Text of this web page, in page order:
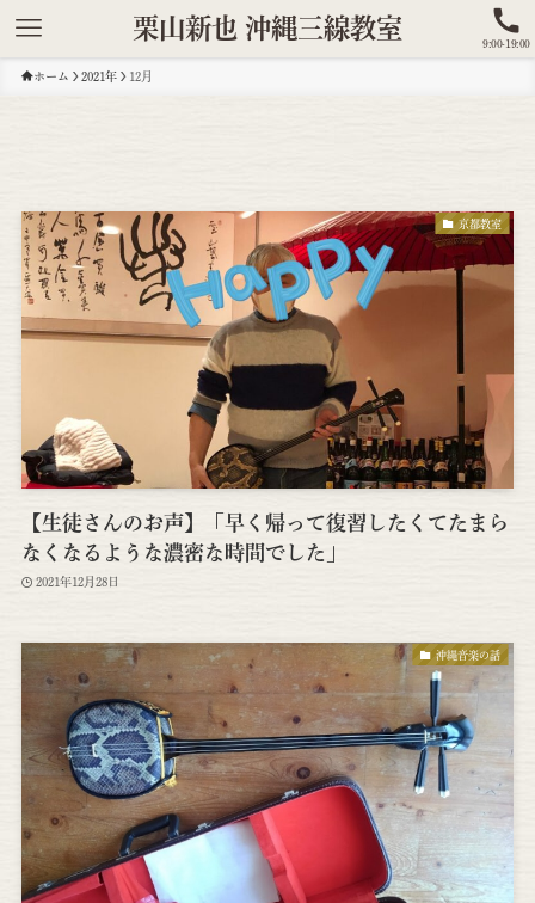
栗山新也 沖縄三線教室
9:00-19:00
ホーム 2021年 12月
京都教室
【生徒さんのお声】「早く帰って復習したくてたまら
なくなるような濃密な時間でした」
2021年12月28日
沖縄音楽の話